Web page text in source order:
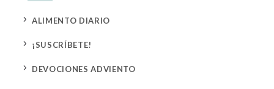
5 ALIMENTO DIARIO
5 ¡SUSCRÍBETE!
5 DEVOCIONES ADVIENTO